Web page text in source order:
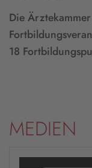
Die
18
MEDIEN